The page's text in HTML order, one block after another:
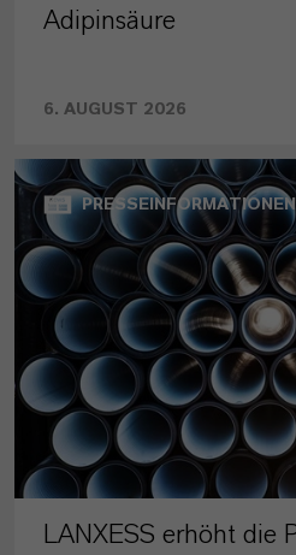
Adipinsäure
6. AUGUST 2026
PRESSEINFORMATIONEN
LANXESS erhöht die